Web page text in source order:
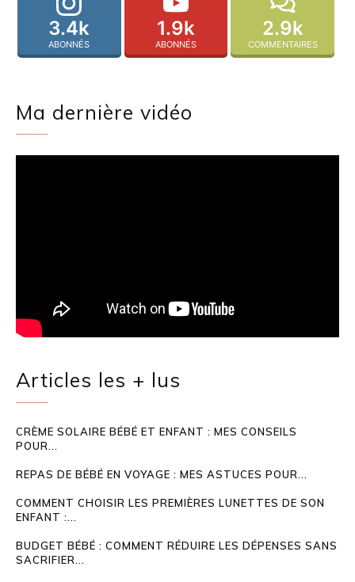
3.4k
ABONNÉS
1.9k
ABONNÉS
2.9k
COMMENTAIRES
Ma dernière vidéo
Articles les + lus
CRÈME SOLAIRE BÉBÉ ET ENFANT : MES CONSEILS
POUR...
REPAS DE BÉBÉ EN VOYAGE : MES ASTUCES POUR...
COMMENT CHOISIR LES PREMIÈRES LUNETTES DE SON
ENFANT :...
BUDGET BÉBÉ : COMMENT RÉDUIRE LES DÉPENSES SANS
SACRIFIER...